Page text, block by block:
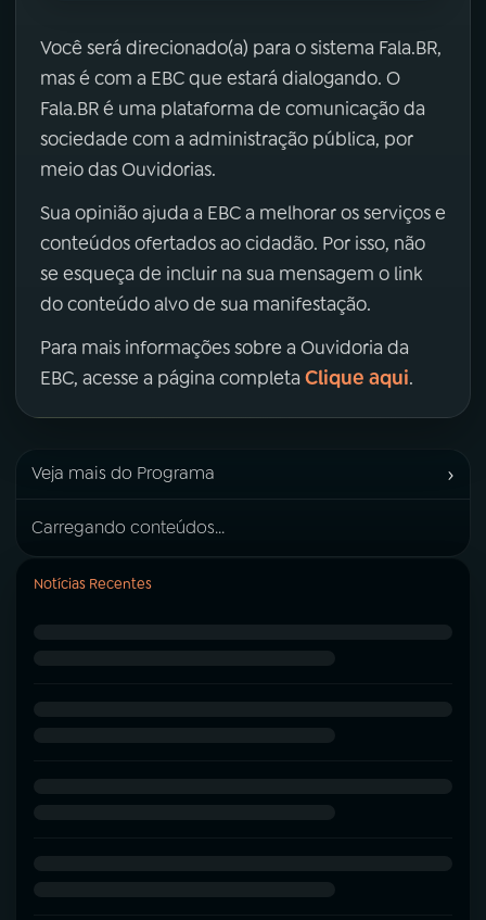
Você será direcionado(a) para o sistema Fala.BR,
mas é com a EBC que estará dialogando. O
Fala.BR é uma plataforma de comunicação da
sociedade com a administração pública, por
meio das Ouvidorias.
Sua opinião ajuda a EBC a melhorar os serviços e
conteúdos ofertados ao cidadão. Por isso, não
se esqueça de incluir na sua mensagem o link
do conteúdo alvo de sua manifestação.
Para mais informações sobre a Ouvidoria da
EBC, acesse a página completa Clique aqui.
Veja mais do Programa ›
Carregando conteúdos...
Notícias Recentes